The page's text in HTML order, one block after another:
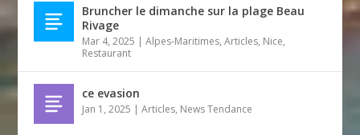
Bruncher le dimanche sur la plage Beau
Rivage
Mar 4, 2025 |Alpes-Maritimes,Articles, Nice,
Restaurant
ce evasion
Jan 1, 2025 |Articles, News Tendance